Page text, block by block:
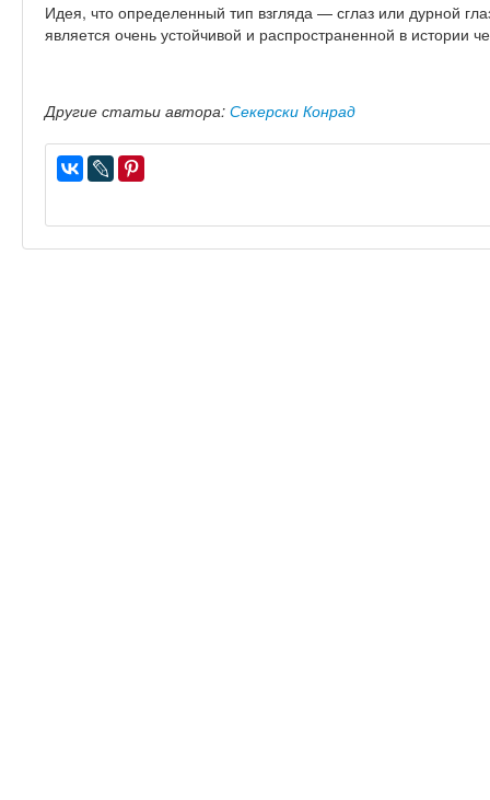
Идея, что определенный тип взгляда — сглаз или дурной
является очень устойчивой и распространенной в истории
Другие статьи автора: Секерски Конрад